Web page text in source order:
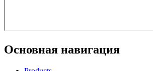
Основная навигация